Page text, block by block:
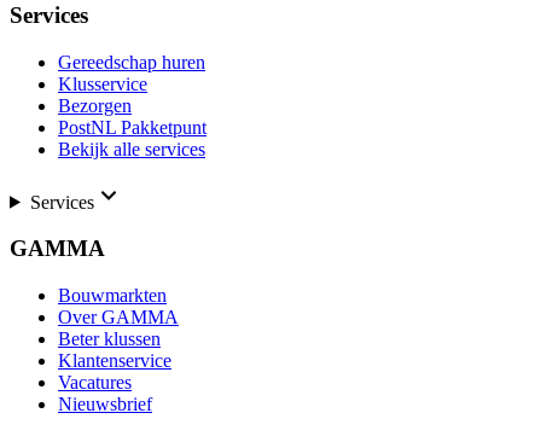
Services
Gereedschap huren
Klusservice
Bezorgen
PostNL Pakketpunt
Bekijk alle services
Services
GAMMA
Bouwmarkten
Over GAMMA
Beter klussen
Klantenservice
Vacatures
Nieuwsbrief